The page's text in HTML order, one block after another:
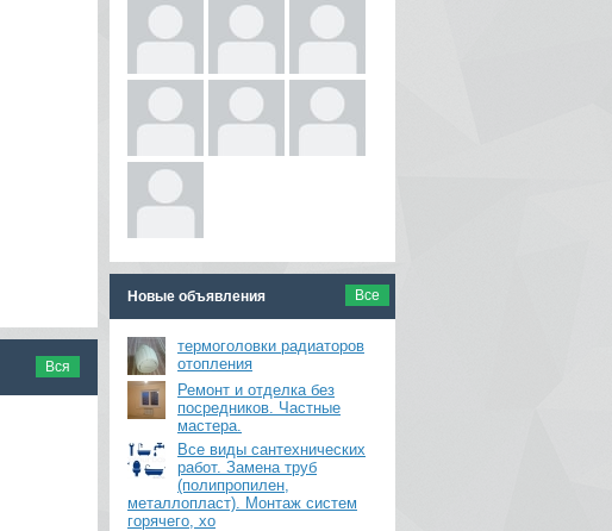
Вся
Новые объявления Все
термоголовки радиаторов
отопления
Ремонт и отделка без
посредников. Частные
мастера.
Все виды сантехнических
работ. Замена труб
(полипропилен,
металлопласт). Монтаж систем
горячего, хо